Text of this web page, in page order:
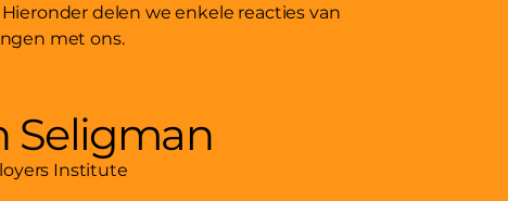
delen we enkele reacties van
met ons.
Seligman
Institute